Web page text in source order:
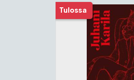
Tuoteluettelon alku
Tulossa